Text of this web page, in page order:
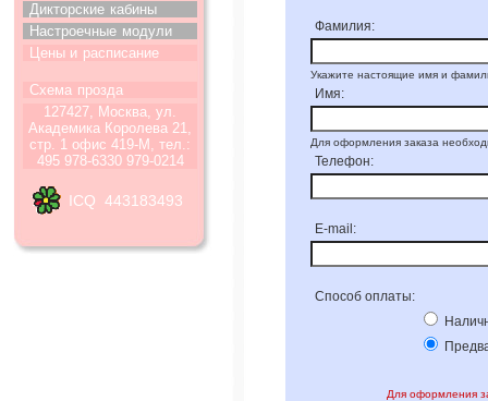
Дикторские кабины
Настроечные модули
Цены и расписание
Схема прозда
127427, Москва, ул.
Академика Королева 21,
стр. 1 офис 419-М, тел.:
495 978-6330 979-0214
ICQ 443183493
Фамилия:
Укажите настоящие имя и
Имя:
Для оформления заказа
Телефон:
E-mail:
Способ оплаты:
Для оформления